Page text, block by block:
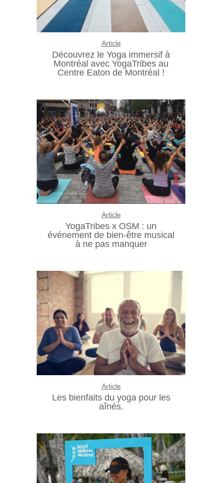
Article
Découvrez le Yoga immersif à
Montréal avec YogaTribes au
Centre Eaton de Montréal !
Article
YogaTribes x OSM : un
événement de bien-être musical
à ne pas manquer
Article
Les bienfaits du yoga pour les
aînés.